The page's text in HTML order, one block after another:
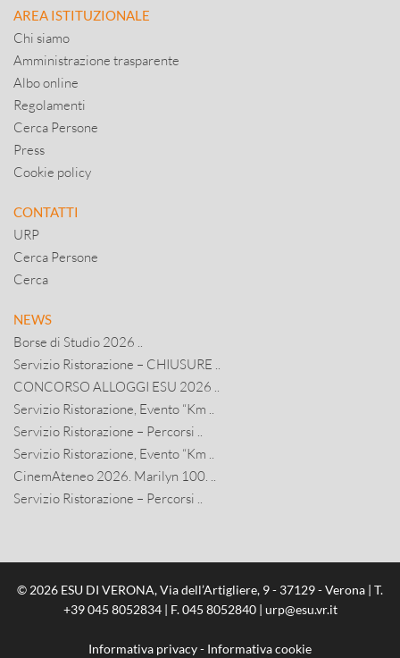
AREA ISTITUZIONALE
Chi siamo
Amministrazione trasparente
Albo online
Regolamenti
Cerca Persone
Press
Cookie policy
CONTATTI
URP
Cerca Persone
Cerca
NEWS
Borse di Studio 2026 ..
Servizio Ristorazione – CHIUSURE ..
CONCORSO ALLOGGI ESU 2026 ..
Servizio Ristorazione, Evento “Km ..
Servizio Ristorazione – Percorsi ..
Servizio Ristorazione, Evento “Km ..
CinemAteneo 2026. Marilyn 100. ..
Servizio Ristorazione – Percorsi ..
© 2026 ESU DI VERONA, Via dell’Artigliere, 9 - 37129 - Verona | T.
+39 045 8052834| F. 045 8052840 | urp@esu.vr.it
Informativa privacy- Informativa cookie